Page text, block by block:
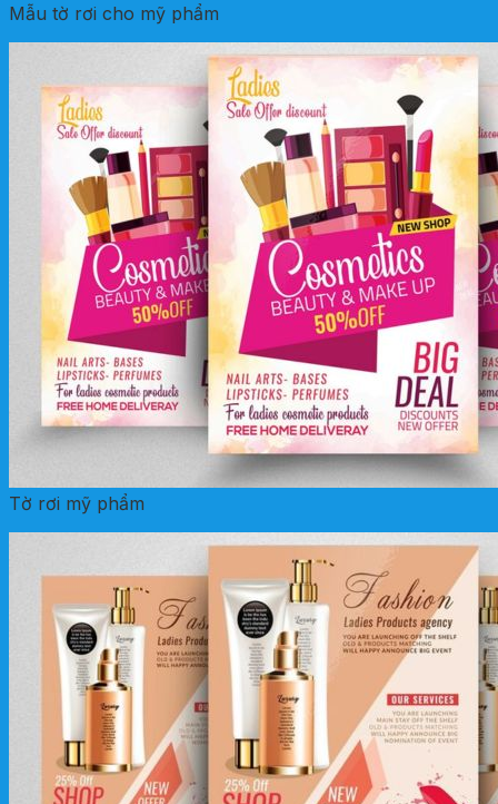
Mẫu tờ rơi cho mỹ phẩm
Tờ rơi mỹ phẩm